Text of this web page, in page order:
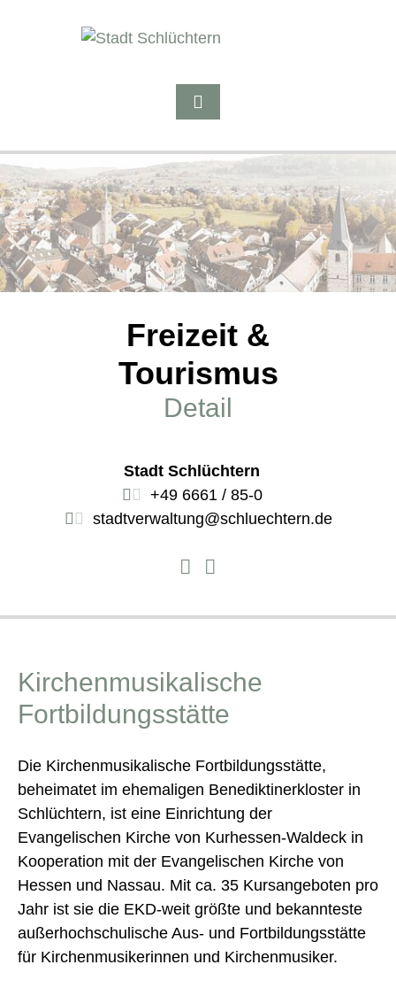
Freizeit &
Tourismus
Detail
Stadt Schlüchtern
+49 6661 / 85-0
stadtverwaltung@schluechtern.de
Kirchenmusikalische
Fortbildungsstätte
Die Kirchenmusikalische Fortbildungsstätte,
beheimatet im ehemaligen Benediktinerkloster in
Schlüchtern, ist eine Einrichtung der
Evangelischen Kirche von Kurhessen-Waldeck in
Kooperation mit der Evangelischen Kirche von
Hessen und Nassau. Mit ca. 35 Kursangeboten pro
Jahr ist sie die EKD-weit größte und bekannteste
außerhochschulische Aus- und Fortbildungsstätte
für Kirchenmusikerinnen und Kirchenmusiker.